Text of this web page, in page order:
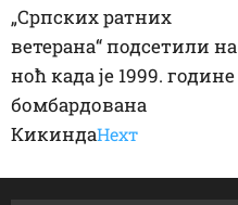
„Српских ратних
ветерана“ подсетили на
ноћ када је 1999. године
бомбардована
КикиндаНеxт